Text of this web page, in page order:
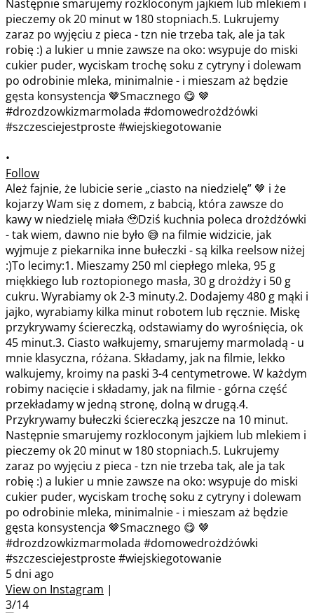
•
Follow
Ależ fajnie, że lubicie serie „ciasto na niedzielę” 🤎 i że
kojarzy Wam się z domem, z babcią, która zawsze do
kawy w niedzielę miała 🥹Dziś kuchnia poleca drożdżówki
- tak wiem, dawno nie było 😅 na filmie widzicie, jak
wyjmuje z piekarnika inne bułeczki - są kilka reelsow niżej
:)To lecimy:1. Mieszamy 250 ml ciepłego mleka, 95 g
miękkiego lub roztopionego masła, 30 g drożdży i 50 g
cukru. Wyrabiamy ok 2-3 minuty.2. Dodajemy 480 g mąki i
jajko, wyrabiamy kilka minut robotem lub ręcznie. Miskę
przykrywamy ściereczką, odstawiamy do wyrośnięcia, ok
45 minut.3. Ciasto wałkujemy, smarujemy marmoladą - u
mnie klasyczna, różana. Składamy, jak na filmie, lekko
walkujemy, kroimy na paski 3-4 centymetrowe. W każdym
robimy nacięcie i składamy, jak na filmie - górna część
przekładamy w jedną stronę, dolną w drugą.4.
Przykrywamy bułeczki ściereczką jeszcze na 10 minut.
Następnie smarujemy rozkloconym jajkiem lub mlekiem i
pieczemy ok 20 minut w 180 stopniach.5. Lukrujemy
zaraz po wyjęciu z pieca - tzn nie trzeba tak, ale ja tak
robię :) a lukier u mnie zawsze na oko: wsypuje do miski
cukier puder, wyciskam trochę soku z cytryny i dolewam
po odrobinie mleka, minimalnie - i mieszam aż będzie
gęsta konsystencja 🤎Smacznego 😋 🤎
#drozdzowkizmarmolada #domowedrożdżówki
#szczesciejestproste #wiejskiegotowanie
5 dni ago
View on Instagram |
3/14